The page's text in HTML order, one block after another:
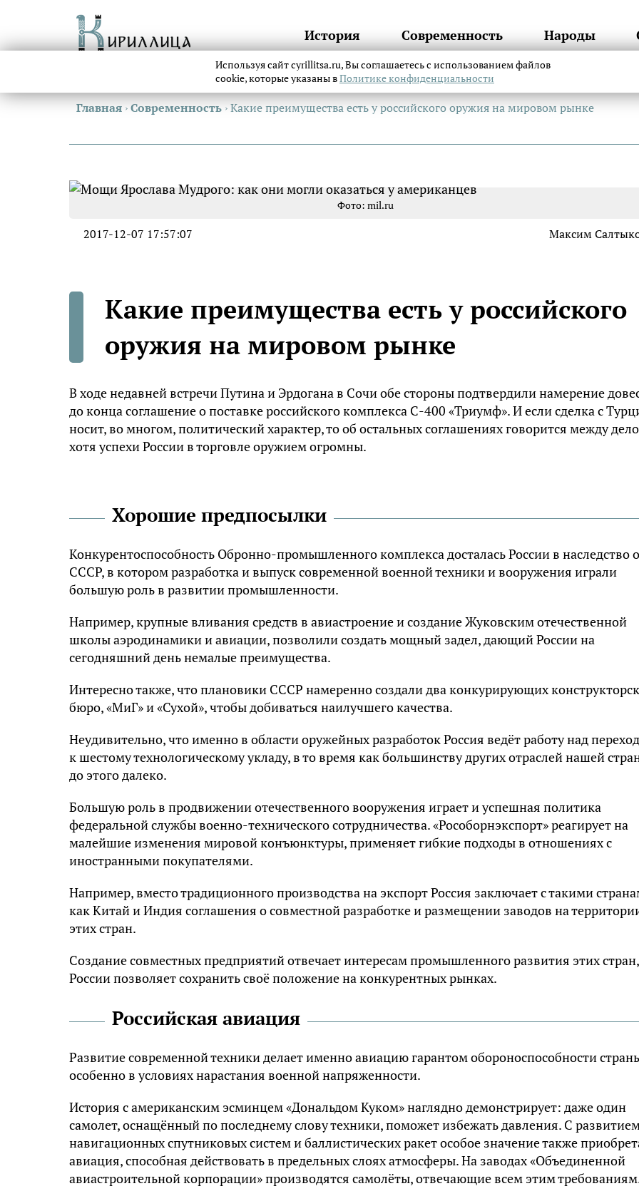
История Современность Народы
Главная ›Современность ›Какие преимущества есть у российского оружия на мировом рынке
Фото: mil.ru
2017-12-07 17:57:07 Максим
Какие преимущества есть у российского
оружия на мировом рынке
В ходе недавней встречи Путина и Эрдогана в Сочи обе стороны подтвердили намерение
до конца соглашение о поставке российского комплекса С-400 «Триумф». И если сделка с
носит, во многом, политический характер, то об остальных соглашениях говорится между
хотя успехи России в торговле оружием огромны.
Хорошие предпосылки
Конкурентоспособность Обронно-промышленного комплекса досталась России в наследство
СССР, в котором разработка и выпуск современной военной техники и вооружения играли
большую роль в развитии промышленности.
Например, крупные вливания средств в авиастроение и создание Жуковским отечественной
школы аэродинамики и авиации, позволили создать мощный задел, дающий России на
сегодняшний день немалые преимущества.
Интересно также, что плановики СССР намеренно создали два конкурирующих
бюро, «МиГ» и «Сухой», чтобы добиваться наилучшего качества.
Неудивительно, что именно в области оружейных разработок Россия ведёт работу над
к шестому технологическому укладу, в то время как большинству других отраслей нашей
до этого далеко.
Большую роль в продвижении отечественного вооружения играет и успешная политика
федеральной службы военно-технического сотрудничества. «Рособорнэкспорт» реагирует на
малейшие изменения мировой конъюнктуры, применяет гибкие подходы в отношениях с
иностранными покупателями.
Например, вместо традиционного производства на экспорт Россия заключает с такими
как Китай и Индия соглашения о совместной разработке и размещении заводов на
этих стран.
Создание совместных предприятий отвечает интересам промышленного развития этих
России позволяет сохранить своё положение на конкурентных рынках.
Российская авиация
Развитие современной техники делает именно авиацию гарантом обороноспособности
особенно в условиях нарастания военной напряженности.
История с американским эсминцем «Дональдом Куком» наглядно демонстрирует: даже один
самолет, оснащённый по последнему слову техники, поможет избежать давления. С
навигационных спутниковых систем и баллистических ракет особое значение также
авиация, способная действовать в предельных слоях атмосферы. На заводах «Объединенной
авиастроительной корпорации» производятся самолёты, отвечающие всем этим
Используя сайт cyrillitsa.ru, Вы соглашаетесь с использованием файлов
cookie, которые указаны вПолитике конфиденциальности